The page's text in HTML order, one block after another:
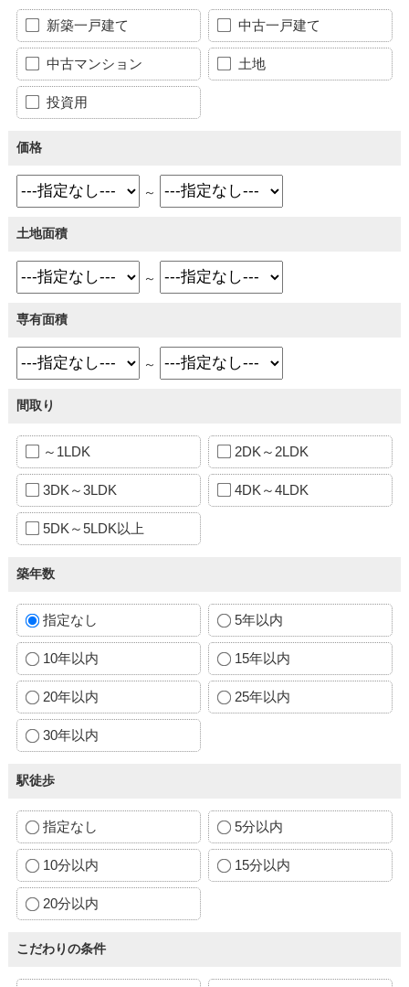
新築一戸建て 中古一戸建て
中古マンション 土地
投資用
価格
～
土地面積
～
専有面積
～
間取り
～1LDK 2DK～2LDK
3DK～3LDK 4DK～4LDK
5DK～5LDK以上
築年数
指定なし 5年以内
10年以内 15年以内
20年以内 25年以内
30年以内
駅徒歩
指定なし 5分以内
10分以内 15分以内
20分以内
こだわりの条件